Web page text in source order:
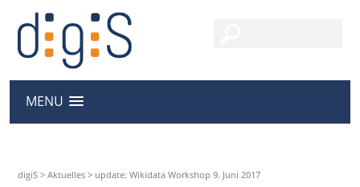
MENU
digiS >Aktuelles > update: Wikidata Workshop 9. Juni 2017